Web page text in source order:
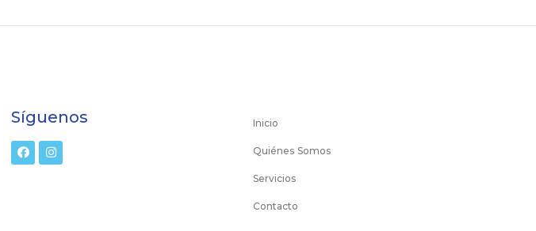
Síguenos Inicio
Quiénes Somos
Servicios
Contacto